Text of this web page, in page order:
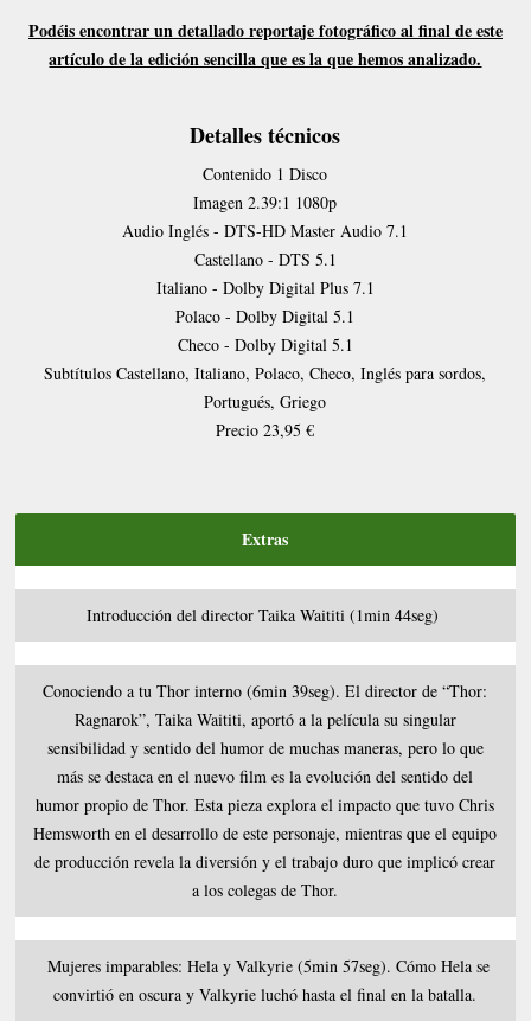
Podéis encontrar un detallado reportaje fotográfico al final de este
artículo de la edición sencilla que es la que hemos analizado.
Detalles técnicos
Contenido 1 Disco
Imagen 2.39:1 1080p
Audio Inglés - DTS-HD Master Audio 7.1
Castellano - DTS 5.1
Italiano - Dolby Digital Plus 7.1
Polaco - Dolby Digital 5.1
Checo - Dolby Digital 5.1
Subtítulos Castellano, Italiano, Polaco, Checo, Inglés para sordos,
Portugués, Griego
Precio 23,95 €
Extras
Introducción del director Taika Waititi (1min 44seg)
Conociendo a tu Thor interno (6min 39seg). El director de “Thor:
Ragnarok”, Taika Waititi, aportó a la película su singular
sensibilidad y sentido del humor de muchas maneras, pero lo que
más se destaca en el nuevo film es la evolución del sentido del
humor propio de Thor. Esta pieza explora el impacto que tuvo Chris
Hemsworth en el desarrollo de este personaje, mientras que el equipo
de producción revela la diversión y el trabajo duro que implicó crear
a los colegas de Thor.
Mujeres imparables: Hela y Valkyrie (5min 57seg). Cómo Hela se
convirtió en oscura y Valkyrie luchó hasta el final en la batalla.